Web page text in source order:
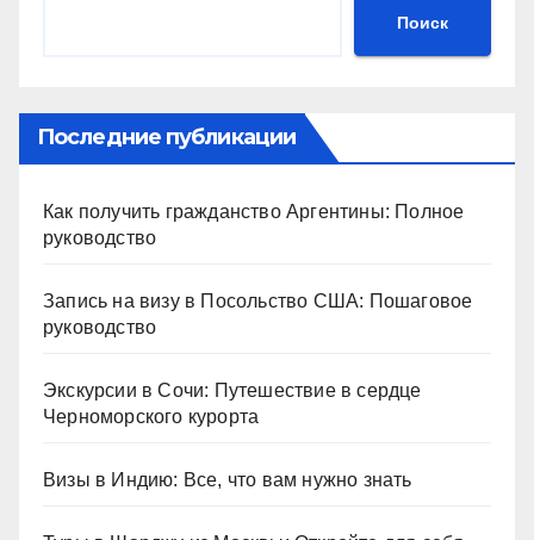
Поиск
Последние публикации
Как получить гражданство Аргентины: Полное
руководство
Запись на визу в Посольство США: Пошаговое
руководство
Экскурсии в Сочи: Путешествие в сердце
Черноморского курорта
Визы в Индию: Все, что вам нужно знать